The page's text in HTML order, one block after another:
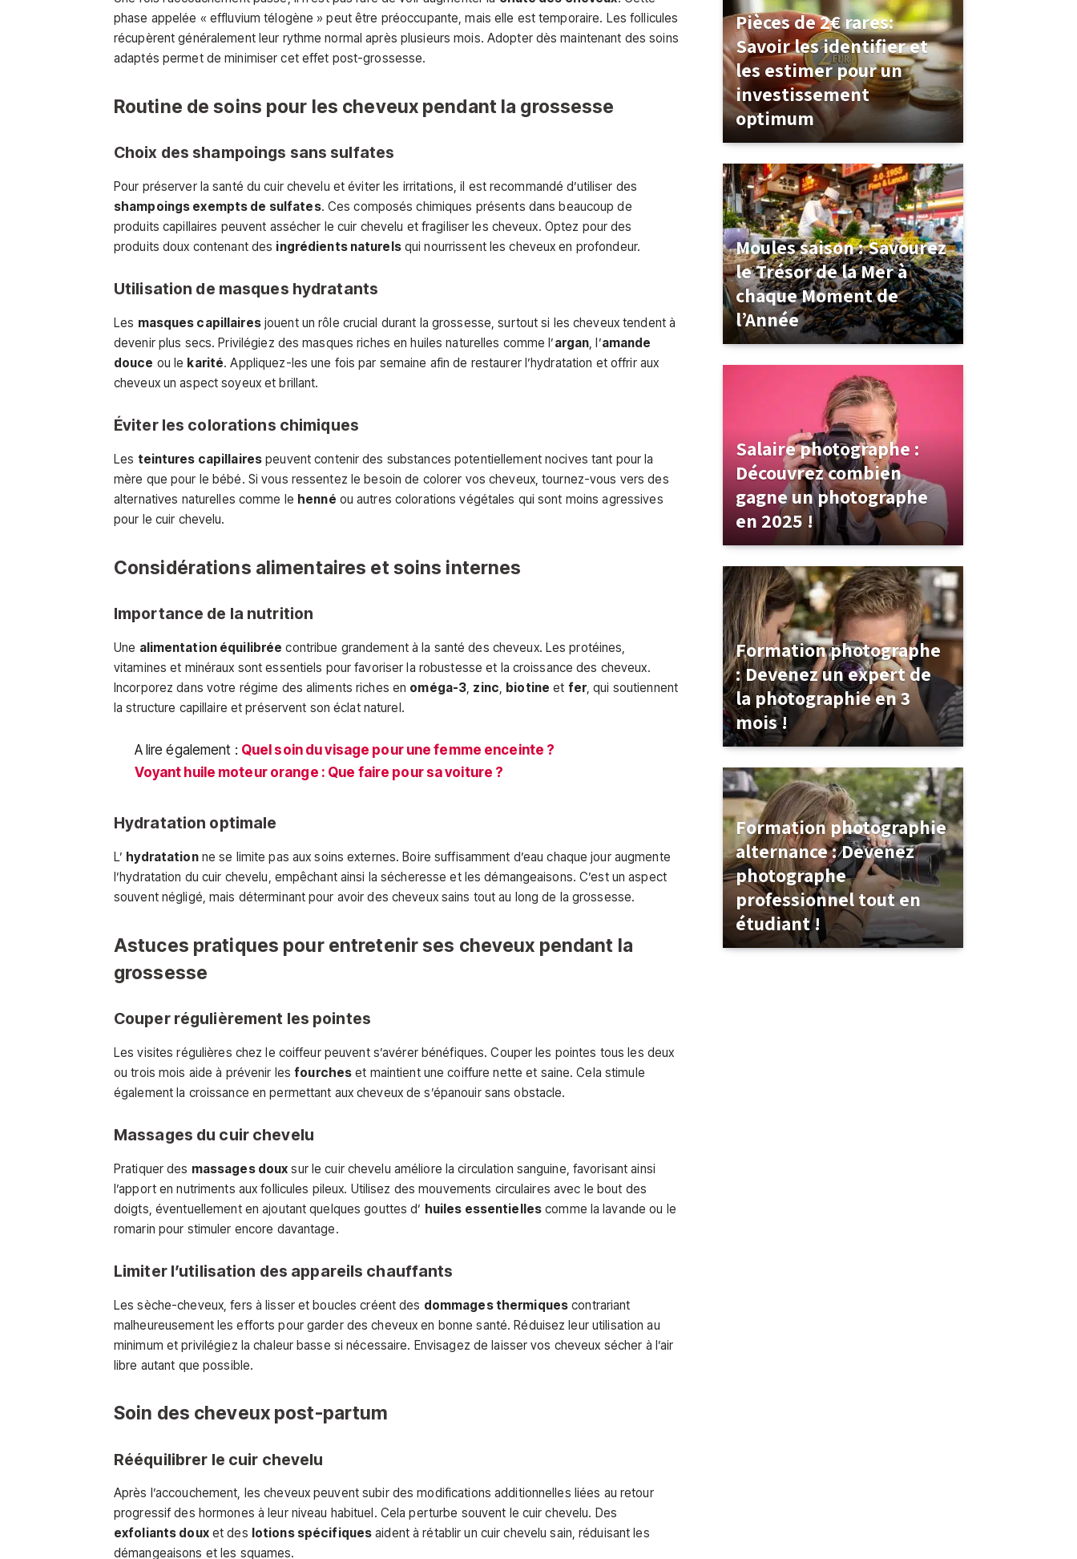
phase appelée « effluvium télogène » peut être préoccupante, mais elle est temporaire. Les follicules
récupèrent généralement leur rythme normal après plusieurs mois. Adopter dès maintenant des soins
adaptés permet de minimiser cet effet post-grossesse.
Routine de soins pour les cheveux pendant la grossesse
Choix des shampoings sans sulfates
Pour préserver la santé du cuir chevelu et éviter les irritations, il est recommandé d’utiliser des
shampoings exempts de sulfates. Ces composés chimiques présents dans beaucoup de
produits capillaires peuvent assécher le cuir chevelu et fragiliser les cheveux. Optez pour des
produits doux contenant des ingrédients naturelsqui nourrissent les cheveux en profondeur.
Utilisation de masques hydratants
Les masques capillairesjouent un rôle crucial durant la grossesse, surtout si les cheveux tendent à
devenir plus secs. Privilégiez des masques riches en huiles naturelles comme l’argan , l’amande
douce ou le karité. Appliquez-les une fois par semaine afin de restaurer l’hydratation et offrir aux
cheveux un aspect soyeux et brillant.
Éviter les colorations chimiques
Les teintures capillaires peuvent contenir des substances potentiellement nocives tant pour la
mère que pour le bébé. Si vous ressentez le besoin de colorer vos cheveux, tournez-vous vers des
alternatives naturelles comme le henné ou autres colorations végétales qui sont moins agressives
pour le cuir chevelu.
Considérations alimentaires et soins internes
Importance de la nutrition
Une alimentation équilibrée contribue grandement à la santé des cheveux. Les protéines,
vitamines et minéraux sont essentiels pour favoriser la robustesse et la croissance des cheveux.
Incorporez dans votre régime des aliments riches en oméga-3 zinc biotine et fer, qui soutiennent
la structure capillaire et préservent son éclat naturel.
A lire également : Quel soin du visage pour une femme enceinte ?
Voyant huile moteur orange : Que faire pour sa voiture ?
Hydratation optimale
L’ hydratationne se limite pas aux soins externes. Boire suffisamment d’eau chaque jour augmente
l’hydratation du cuir chevelu, empêchant ainsi la sécheresse et les démangeaisons. C’est un aspect
souvent négligé, mais déterminant pour avoir des cheveux sains tout au long de la grossesse.
Astuces pratiques pour entretenir ses cheveux pendant la
grossesse
Couper régulièrement les pointes
Les visites régulières chez le coiffeur peuvent s’avérer bénéfiques. Couper les pointes tous les deux
ou trois mois aide à prévenir lesfourches et maintient une coiffure nette et saine. Cela stimule
également la croissance en permettant aux cheveux de s’épanouir sans obstacle.
Massages du cuir chevelu
Pratiquer des massages doux sur le cuir chevelu améliore la circulation sanguine, favorisant ainsi
l’apport en nutriments aux follicules pileux. Utilisez des mouvements circulaires avec le bout des
doigts, éventuellement en ajoutant quelques gouttes d’ huiles essentielles comme la lavande ou le
romarin pour stimuler encore davantage.
Limiter l’utilisation des appareils chauffants
Les sèche-cheveux, fers à lisser et boucles créent des dommages thermiques contrariant
malheureusement les efforts pour garder des cheveux en bonne santé. Réduisez leur utilisation au
minimum et privilégiez la chaleur basse si nécessaire. Envisagez de laisser vos cheveux sécher à l’air
libre autant que possible.
Soin des cheveux post-partum
Rééquilibrer le cuir chevelu
Après l’accouchement, les cheveux peuvent subir des modifications additionnelles liées au retour
progressif des hormones à leur niveau habituel. Cela perturbe souvent le cuir chevelu. Des
exfoliants douxet des lotions spécifiques aident à rétablir un cuir chevelu sain, réduisant les
démangeaisons et les squames.
Pièces de 2€ rares:
Savoir les identifier et
les estimer pour un
investissement
optimum
Moules saison : Savourez
le Trésor de la Mer à
chaque Moment de
l’Année
Salaire photographe :
Découvrez combien
gagne un photographe
en 2025 !
Formation photographe
: Devenez un expert de
la photographie en 3
mois !
Formation photographie
alternance : Devenez
photographe
professionnel tout en
étudiant !